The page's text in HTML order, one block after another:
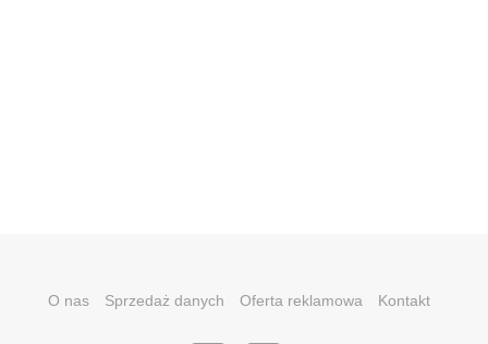
O nas Sprzedaż danych Oferta reklamowa Kontakt